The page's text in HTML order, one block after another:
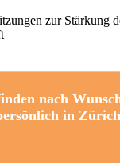
zur Stärkung
nach
in Zürich